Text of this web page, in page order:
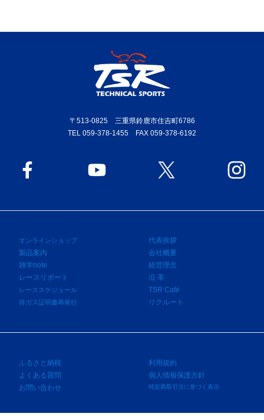
〒513-0825 三重県鈴鹿市住吉町6786
TEL 059-378-1455 FAX 059-378-6192
オンラインショップ
代表挨拶
製品案内
会社概要
雑学note
経営理念
レースリポート
沿 革
レーススケジュール TSR Café
排ガス証明書再発行 リクルート
ふるさと納税
利用規約
よくある質問
個人情報保護方針
お問い合わせ
特定商取引法に基づく表示